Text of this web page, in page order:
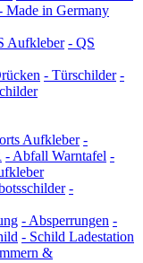
Made in Germany
Aufkleber - QS
- Türschilder -
Aufkleber -
- Abfall Warntafel -
-
- Absperrungen -
- Schild Ladestation
&